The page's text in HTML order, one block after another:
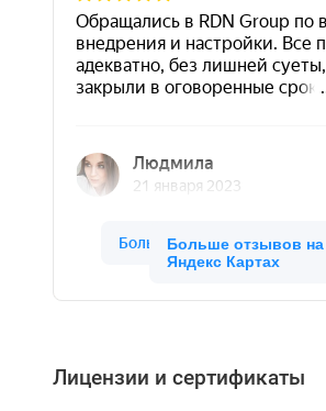
Больше отзывов на
Яндекс Картах
Лицензии и сертификаты